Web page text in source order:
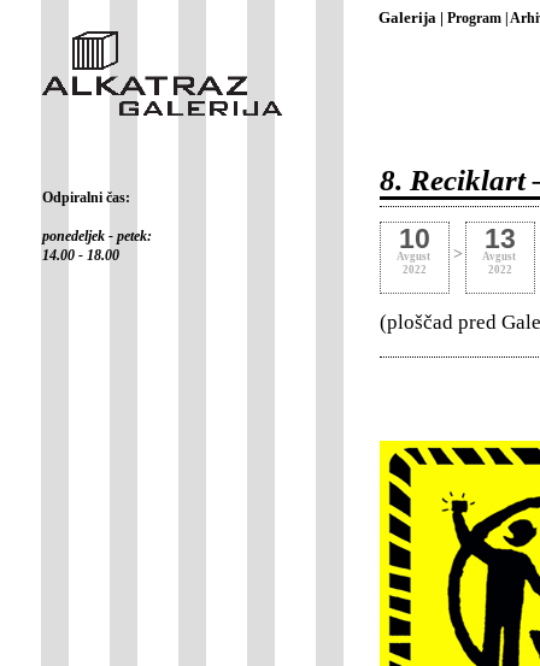
Galerija | Program |
Odpiralni čas:
ponedeljek - petek:
14.00 - 18.00
8. Reciklart
10
Avgust
2022
> 13
Avgust
2022
(ploščad pred